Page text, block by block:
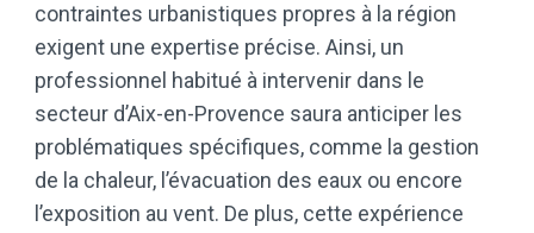
contraintes urbanistiques propres à la région
exigent une expertise précise. Ainsi, un
professionnel habitué à intervenir dans le
secteur d’Aix-en-Provence saura anticiper les
problématiques spécifiques, comme la gestion
de la chaleur, l’évacuation des eaux ou encore
l’exposition au vent. De plus, cette expérience